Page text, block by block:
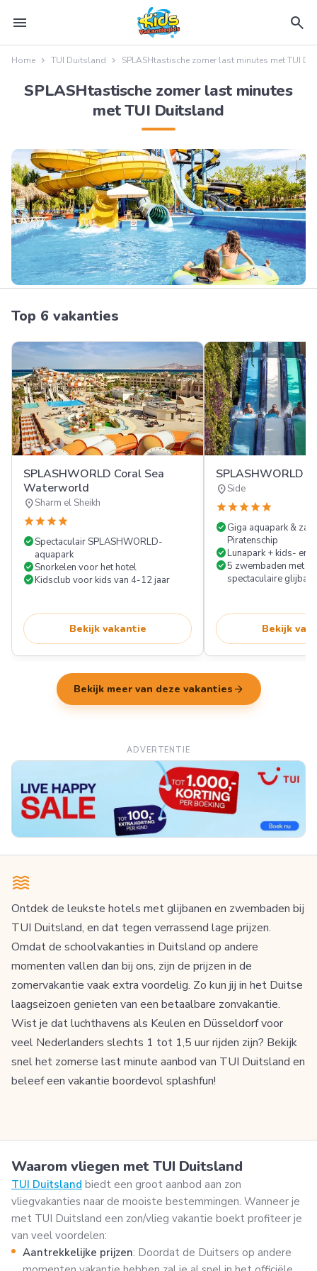
menu search
Home TUI Duitsland SPLASHtastische zomer last minutes met TUI
SPLASHtastische zomer last minutes
met TUI Duitsland
Top 6 vakanties
SPLASHWORLD Coral Sea
Waterworld
location_onSharm el Sheikh
starstarstarstar
check_circleSpectaculair SPLASHWORLD-
aquapark
check_circleSnorkelen voor het hotel
check_circleKidsclub voor kids van 4-12 jaar
Bekijk vakantie
SPLASHWORLD
location_onSide
starstarstarstarstar
check_circleGiga aquapark &
Piratenschip
check_circleLunapark + kids- en
check_circle5 zwembaden met
spectaculaire
Bekijk
Bekijk meer van deze vakanties arrow_forward
ADVERTENTIE
Ontdek de leukste hotels met glijbanen en zwembaden bij
TUI Duitsland, en dat tegen verrassend lage prijzen.
Omdat de schoolvakanties in Duitsland op andere
momenten vallen dan bij ons, zijn de prijzen in de
zomervakantie vaak extra voordelig. Zo kun jij in het Duitse
laagseizoen genieten van een betaalbare zonvakantie.
Wist je dat luchthavens als Keulen en Düsseldorf voor
veel Nederlanders slechts 1 tot 1,5 uur rijden zijn? Bekijk
snel het zomerse last minute aanbod van TUI Duitsland en
beleef een vakantie boordevol splashfun!
Waarom vliegen met TUI Duitsland
TUI Duitsland biedt een groot aanbod aan zon
vliegvakanties naar de mooiste bestemmingen. Wanneer je
met TUI Duitsland een zon/vlieg vakantie boekt profiteer je
van veel voordelen:
Aantrekkelijke prijzen: Doordat de Duitsers op andere